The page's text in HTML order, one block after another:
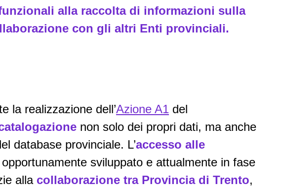
alla raccolta di informazioni sulla
con gli altri Enti provinciali.
la realizzazione dell’Azione A1 del
non solo dei propri dati, ma anche
database provinciale. L’accesso alle
sviluppato e attualmente in fase
alla collaborazione tra Provincia di Trento,